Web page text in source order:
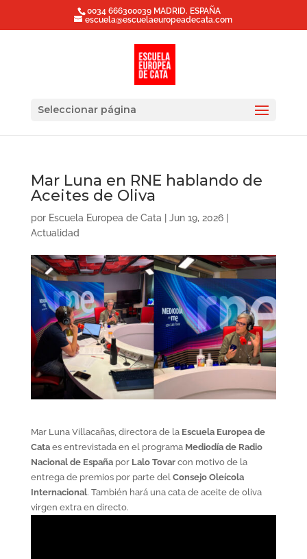
0034 666300039 MADRID. ESPAÑA
escuela@escuelaeuropeadecata.com
Seleccionar página
Mar Luna en RNE hablando de
Aceites de Oliva
por Escuela Europea de Cata Jun 19, 2026|
Actualidad
Mar Luna Villacañas, directora de la Escuela Europea de
Cataes entrevistada en el programa Mediodía de Radio
Nacional de Españapor Lalo Tovarcon motivo de la
entrega de premios por parte del Consejo Oleícola
Internacional. También hará una cata de aceite de oliva
virgen extra en directo.